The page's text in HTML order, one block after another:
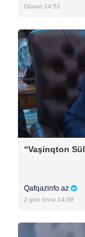
Dünən 14:51
“Vaşinqton
Qafqazinfo.az
2 gün öncə 14:39